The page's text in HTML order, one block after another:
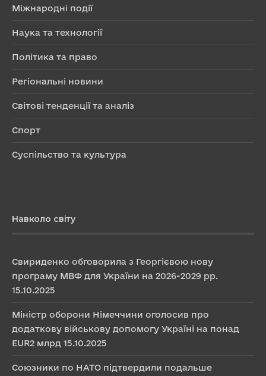
Міжнародні події
Наука та технології
Політика та право
Регіональні новини
Світові тенденції та аналіз
Спорт
Суспільство та культура
Навколо світу
Свириденко обговорила з Георгієвою нову
програму МВФ для України на 2026-2029 рр.
15.10.2025
Міністр оборони Німеччини оголосив про
додаткову військову допомогу Україні на понад
EUR2 млрд 15.10.2025
Союзники по НАТО підтвердили подальше